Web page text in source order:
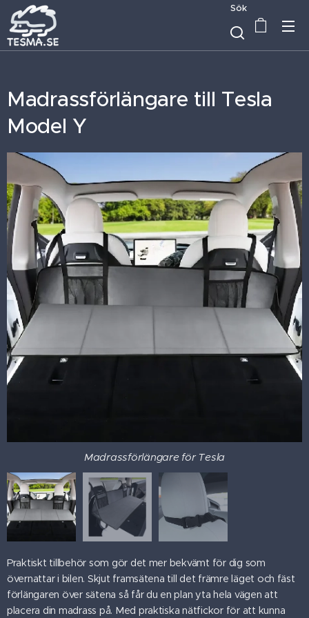
Sök
Madrassförlängare till Tesla
Model Y
Madrassförlängare för Tesla
Madrassförlängare för Tesla
Praktiskt tillbehör som gör det mer bekvämt för dig som
övernattar i bilen. Skjut framsätena till det främre läget och fäst
förlängaren över sätena så får du en plan yta hela vägen att
placera din madrass på. Med praktiska nätfickor för att kunna